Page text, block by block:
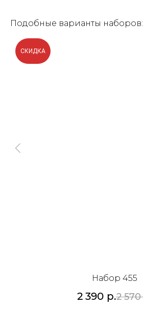
Подобные варианты наборов:
СКИДКА
Набор 455
2 390 р.2 570